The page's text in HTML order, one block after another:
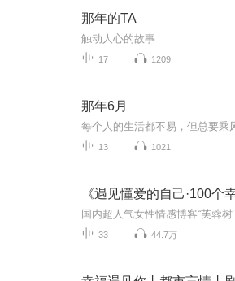
那年的TA
触动人心的故事
17 1209
那年6月
每个人的生活都不易，但总要乘
13 1021
《遇见懂爱的自己·100个
33 44.7万